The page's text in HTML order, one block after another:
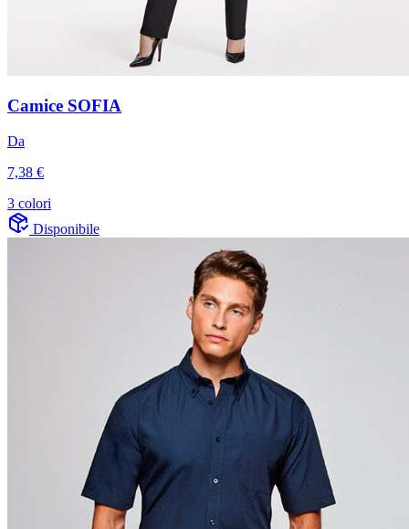
Camice SOFIA
Da
7,38 €
3 colori
Disponibile